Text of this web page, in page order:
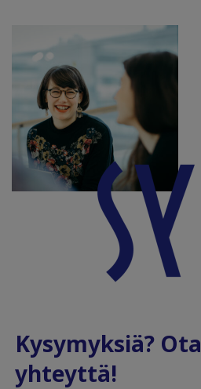
Kysymyksiä? Ota
yhteyttä!